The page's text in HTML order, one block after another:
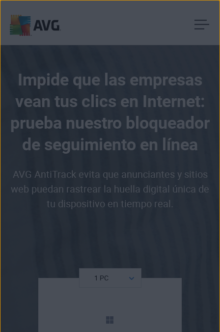
Impide que las empresas
vean tus clics en Internet:
prueba nuestro bloqueador
de seguimiento en línea
AVG AntiTrack evita que anunciantes y sitios
web puedan rastrear la huella digital única de
tu dispositivo en tiempo real.